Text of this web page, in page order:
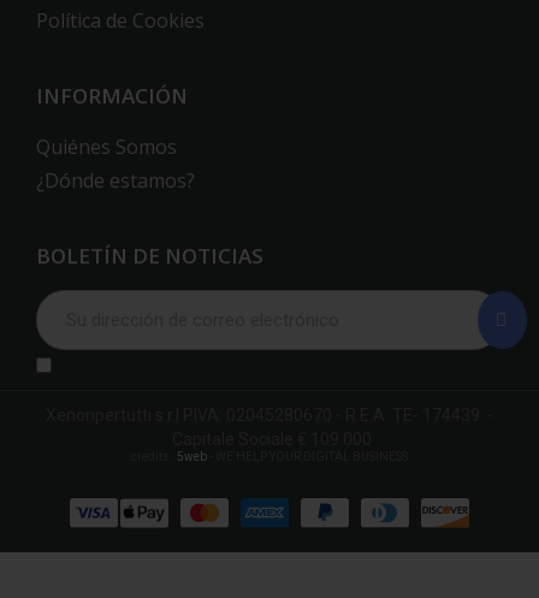
Política de Cookies
INFORMACIÓN
Quiénes Somos
¿Dónde estamos?
BOLETÍN DE NOTICIAS
5web